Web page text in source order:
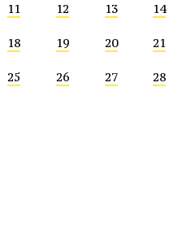
11 12 13 14
18 19 20 21
25 26 27 28